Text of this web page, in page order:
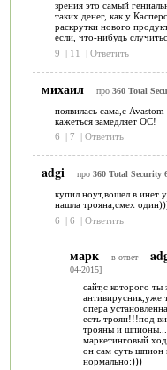
зрения это самый
таких денег, как у
раскрутки нового
если, что-нибудь
9
| 11 | Ответить
михаил про 360 Total
появилась сама,с
кажеться замедляет ОС!
6
| 7 | Ответить
adgi про 360 Total Security
купил ноут,вошел в инет
нашла трояна,смех
6
| 6 | Ответить
марк в ответ
04-2015]
сайт,с которого ты
антивирусник,уже
опера
есть троян!!!под
трояны и
маркетинговый
он сам суть шпион
нормально:)))